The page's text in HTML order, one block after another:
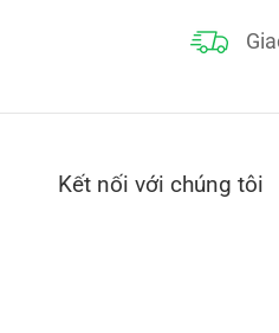
Kết nối với chúng tôi